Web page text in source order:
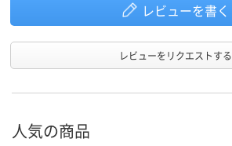
レビューを書く
レビューをリクエストする
人気の商品